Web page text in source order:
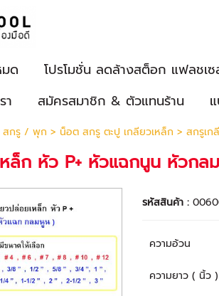
ด โปรโมชั่น ลดล้างสต็อก แฟลชเ
า สมัครสมาชิก & ตัวแทนร้าน
กรู / พุก > น็อต สกรู ตะปู เกลียวเหล็ก > สกรูเ
ล็ก หัว P+ หัวแฉกนูน หัวก
รหัสสินค้า :
ความอ้วน
ความยาว ( นิ้ว )